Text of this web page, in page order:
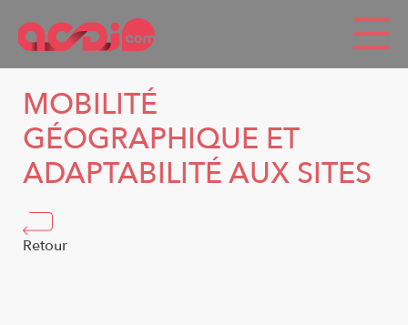
MOBILITÉ
GÉOGRAPHIQUE ET
ADAPTABILITÉ AUX SITES
Retour